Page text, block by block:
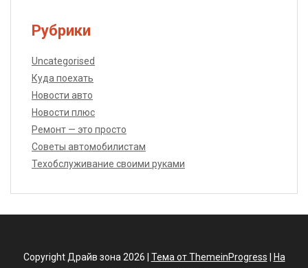
Рубрики
Uncategorised
Куда поехать
Новости авто
Новости плюс
Ремонт — это просто
Советы автомобилистам
Техобслуживание своими руками
Copyright Драйв зона 2026 | Тема от ThemeinProgress
На